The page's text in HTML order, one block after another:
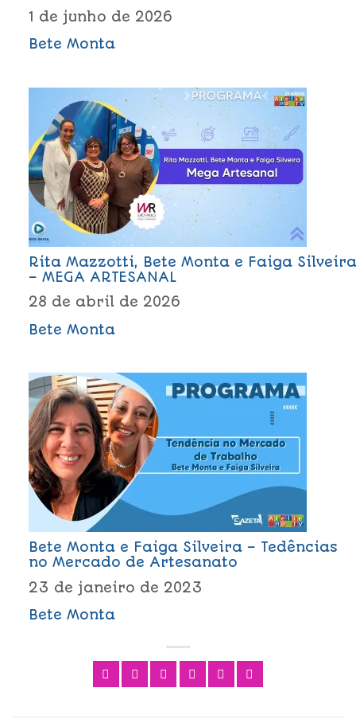
1 de junho de 2026
Bete Monta
Rita Mazzotti, Bete Monta e Faiga Silveira
– MEGA ARTESANAL
28 de abril de 2026
Bete Monta
Bete Monta e Faiga Silveira – Tedências
no Mercado de Artesanato
23 de janeiro de 2023
Bete Monta